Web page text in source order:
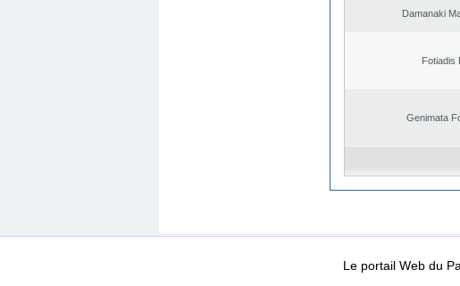
Damanaki
Fotiadis
Genimata
Conditions d’utilisation Data Protection
Le portail Web du